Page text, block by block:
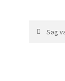
efter: